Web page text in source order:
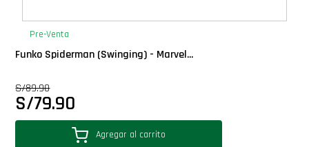
Pre-Venta
Funko Spiderman (Swinging) - Marvel...
S/89.90
S/79.90
Agregar al carrito